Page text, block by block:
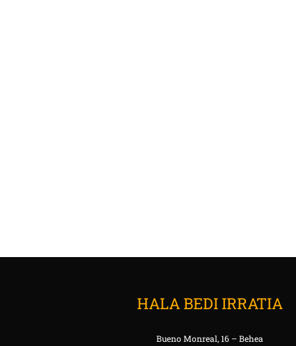
HALA BEDI IRRATIA
Bueno Monreal, 16 – Behea